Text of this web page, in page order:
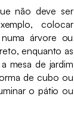
não deve ser
colocar
árvore ou
enquanto as
mesa de jardim
de cubo ou
o pátio ou